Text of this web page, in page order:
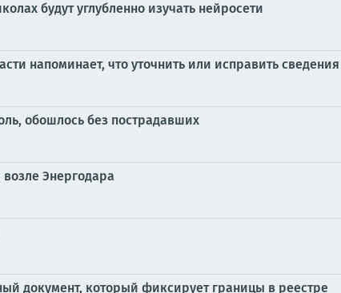
будут углубленно изучать нейросети
напоминает, что уточнить или исправить
обошлось без пострадавших
Энергодара
документ, который фиксирует границы в реестре